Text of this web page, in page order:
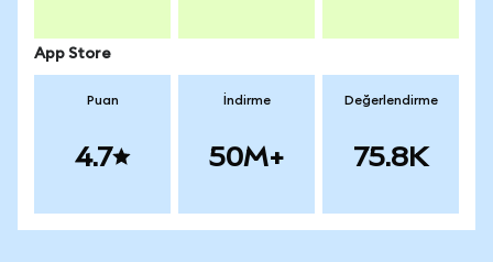
App Store
Puan
4.7
İndirme
50M+
Değerlendirme
75.8K